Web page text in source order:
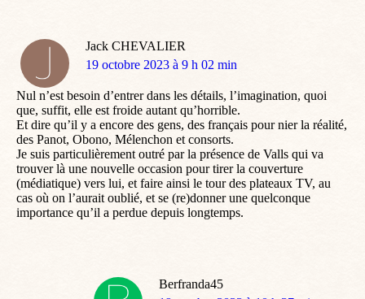
Jack CHEVALIER
dit
19 octobre 2023 à 9 h 02 min
Nul n’est besoin d’entrer dans les détails, l’imagination, quoi
que, suffit, elle est froide autant qu’horrible.
Et dire qu’il y a encore des gens, des français pour nier la réalité,
des Panot, Obono, Mélenchon et consorts.
Je suis particulièrement outré par la présence de Valls qui va
trouver là une nouvelle occasion pour tirer la couverture
(médiatique) vers lui, et faire ainsi le tour des plateaux TV, au
cas où on l’aurait oublié, et se (re)donner une quelconque
importance qu’il a perdue depuis longtemps.
Berfranda45